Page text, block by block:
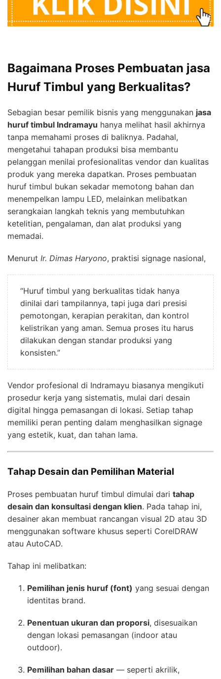
Bagaimana Proses Pembuatan jasa
Huruf Timbul yang Berkualitas?
Sebagian besar pemilik bisnis yang menggunakan jasa
huruf timbul Indramayu hanya melihat hasil akhirnya
tanpa memahami proses di baliknya. Padahal,
mengetahui tahapan produksi bisa membantu
pelanggan menilai profesionalitas vendor dan kualitas
produk yang mereka dapatkan. Proses pembuatan
huruf timbul bukan sekadar memotong bahan dan
menempelkan lampu LED, melainkan melibatkan
serangkaian langkah teknis yang membutuhkan
ketelitian, pengalaman, dan alat produksi yang
memadai.
Menurut Ir. Dimas Haryono, praktisi signage nasional,
“Huruf timbul yang berkualitas tidak hanya
dinilai dari tampilannya, tapi juga dari presisi
pemotongan, kerapian perakitan, dan kontrol
kelistrikan yang aman. Semua proses itu harus
dilakukan dengan standar produksi yang
konsisten.”
Vendor profesional di Indramayu biasanya mengikuti
prosedur kerja yang sistematis, mulai dari desain
digital hingga pemasangan di lokasi. Setiap tahap
memiliki peran penting dalam menghasilkan signage
yang estetik, kuat, dan tahan lama.
Tahap Desain dan Pemilihan Material
Proses pembuatan huruf timbul dimulai dari tahap
desain dan konsultasi dengan klien. Pada tahap ini,
desainer akan membuat rancangan visual 2D atau 3D
menggunakan software khusus seperti CorelDRAW
atau AutoCAD.
Tahap ini melibatkan:
Pemilihan jenis huruf (font) yang sesuai dengan
identitas brand.
Penentuan ukuran dan proporsi, disesuaikan
dengan lokasi pemasangan (indoor atau
outdoor).
Pemilihan bahan dasar — seperti akrilik,